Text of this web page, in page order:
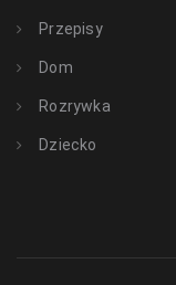
Przepisy
Dom
Rozrywka
Dziecko